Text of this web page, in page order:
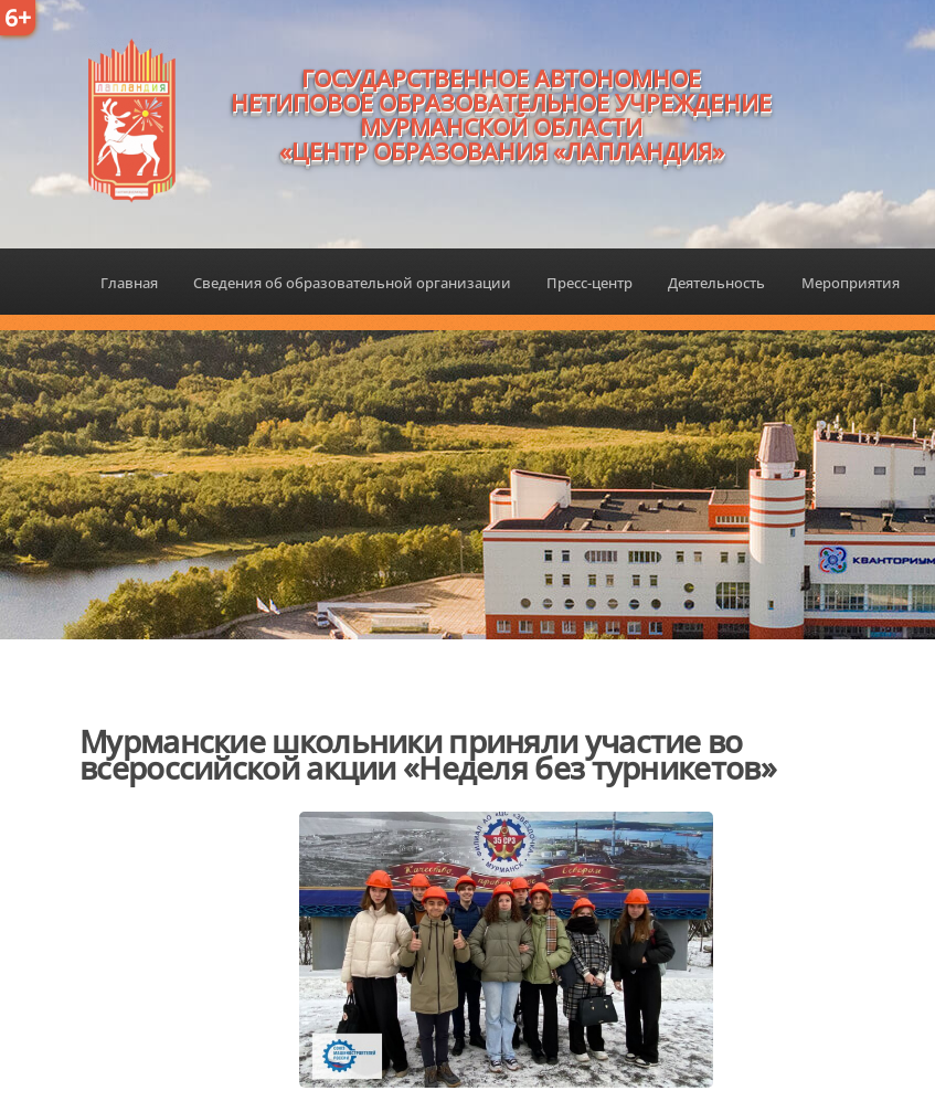
6+
ГОСУДАРСТВЕННОЕ АВТОНОМНОЕ
НЕТИПОВОЕ ОБРАЗОВАТЕЛЬНОЕ УЧРЕЖДЕНИЕ
МУРМАНСКОЙ ОБЛАСТИ
«ЦЕНТР ОБРАЗОВАНИЯ «ЛАПЛАНДИЯ»
Главная Сведения об образовательной организации Пресс-центр Деятельность Мероприятия
Мурманские школьники приняли участие во
всероссийской акции «Неделя без турникетов»